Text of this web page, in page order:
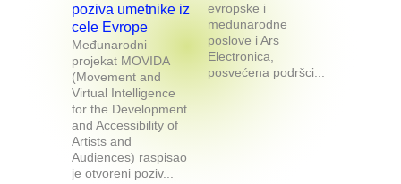
poziva umetnike iz
cele Evrope
Međunarodni
projekat MOVIDA
(Movement and
Virtual Intelligence
for the Development
and Accessibility of
Artists and
Audiences) raspisao
je otvoreni poziv...
evropske i
međunarodne
poslove i Ars
Electronica,
posvećena podršci...